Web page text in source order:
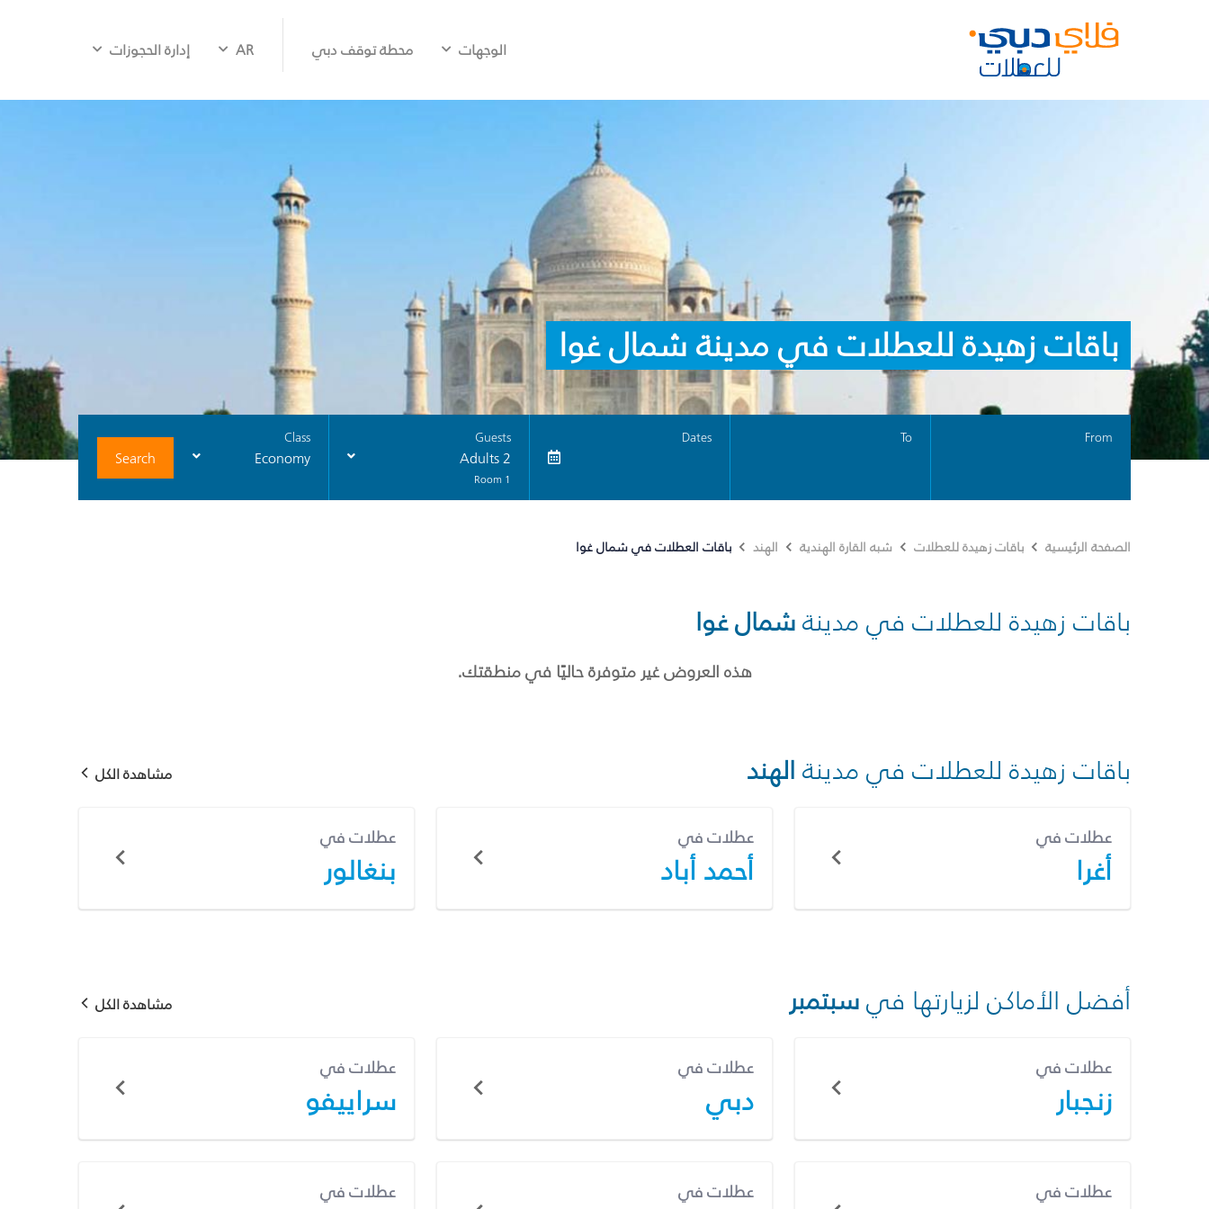
الوجهات محطة توقف دبي AR إدارة الحجوزات
باقات زهيدة للعطلات في مدينة شمال غوا
From
To
Dates
Guests
2 Adults
1 Room
Class
Economy
Search
الصفحة الرئيسية باقات زهيدة للعطلات شبه القارة الهندية الهند باقات العطلات في شمال غوا
باقات زهيدة للعطلات في مدينةشمال غوا
هذه العروض غير متوفرة حاليًا في منطقتك.
باقات زهيدة للعطلات في مدينة الهند مشاهدة الكل
عطلات في
أغرا
عطلات في
أحمد أباد
عطلات في
بنغالور
أفضل الأماكن لزيارتها فيسبتمبر مشاهدة الكل
عطلات في
زنجبار
عطلات في
دبي
عطلات في
سراييفو
عطلات في عطلات في عطلات في